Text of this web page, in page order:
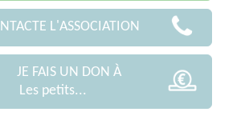
L'ASSOCIATION
JE FAIS UN DON À
Les petits...